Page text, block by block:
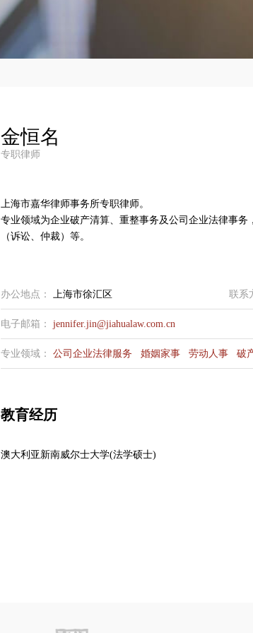
金恒名
专职律师
上海市嘉华律师事务所专职律师。
专业领域为企业破产清算、重整事务及公司企业法律事
办公地点： 上海市徐汇区 联系
电子邮箱： jennifer.jin@jiahualaw.com.cn
专业领域： 公司企业法律服务 婚姻家事 劳动人事 破
教育经历